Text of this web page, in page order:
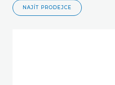
NAJÍT PRODEJCE